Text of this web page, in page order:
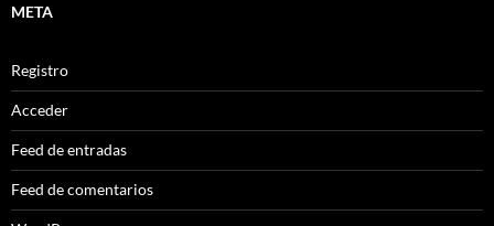
META
Registro
Acceder
Feed de entradas
Feed de comentarios